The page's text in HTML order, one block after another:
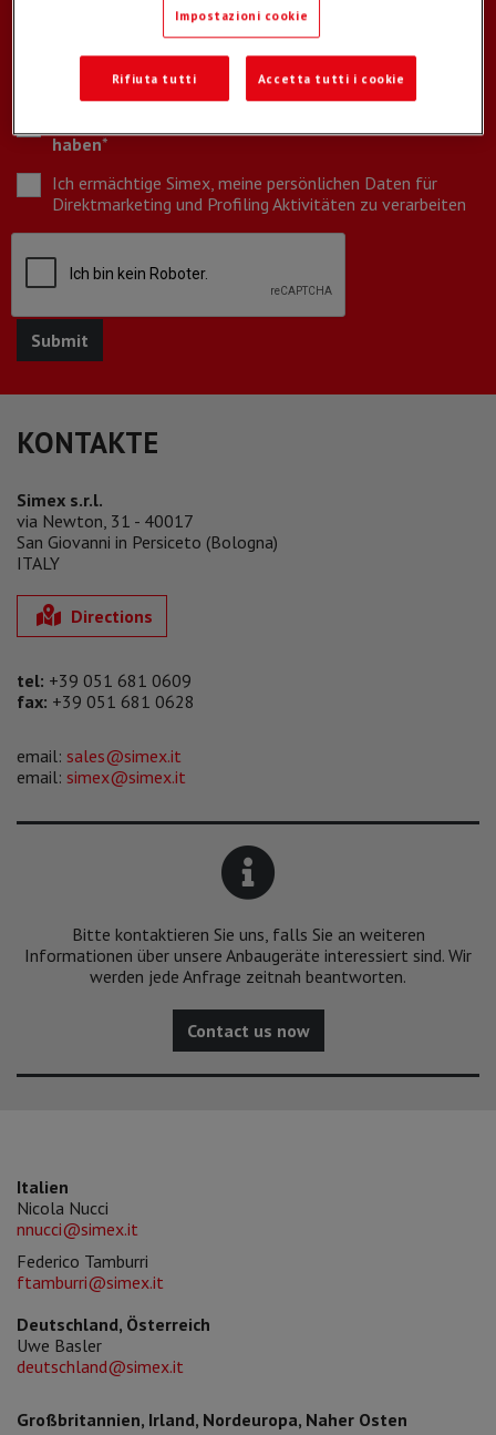
haben*
Ich ermächtige Simex, meine persönlichen Daten für
Direktmarketing und Profiling Aktivitäten zu verarbeiten
KONTAKTE
Simex s.r.l.
via Newton, 31 - 40017
San Giovanni in Persiceto (Bologna)
ITALY
Directions
tel: +39 051 681 0609
fax: +39 051 681 0628
email: sales@simex.it
email: simex@simex.it
Bitte kontaktieren Sie uns, falls Sie an weiteren
Informationen über unsere Anbaugeräte interessiert sind. Wir
werden jede Anfrage zeitnah beantworten.
Contact us now
Italien
Nicola Nucci
nnucci@simex.it
Federico Tamburri
ftamburri@simex.it
Deutschland, Österreich
Uwe Basler
deutschland@simex.it
Großbritannien, Irland, Nordeuropa, Naher Osten
Impostazioni cookie
Rifiuta tutti Accetta tutti i cookie